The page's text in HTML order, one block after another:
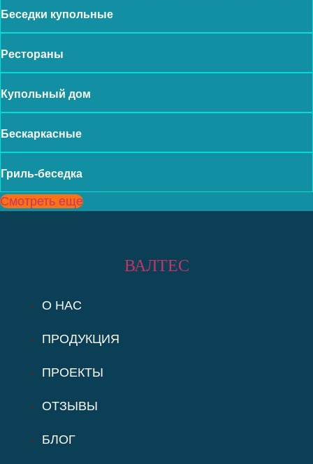
Беседки купольные
Рестораны
Купольный дом
Бескаркасные
Гриль-беседка
Смотреть еще
ВАЛТЕС
О НАС
ПРОДУКЦИЯ
ПРОЕКТЫ
ОТЗЫВЫ
БЛОГ